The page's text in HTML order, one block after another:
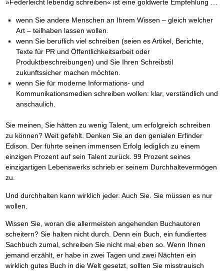
»Federleicht lebendig schreiben« ist eine goldwerte Empfehlung …
wenn Sie andere Menschen an Ihrem Wissen – gleich welcher
Art – teilhaben lassen wollen.
wenn Sie beruflich viel schreiben (seien es Artikel, Berichte,
Texte für PR und Öffentlichkeitsarbeit oder
Produktbeschreibungen) und Sie Ihren Schreibstil
zukunftssicher machen möchten.
wenn Sie für moderne Informations- und
Kommunikationsmedien schreiben wollen: klar, verständlich und
anschaulich.
Sie meinen, Sie hätten zu wenig Talent, um erfolgreich schreiben
zu können? Weit gefehlt. Denken Sie an den genialen Erfinder
Edison. Der führte seinen immensen Erfolg lediglich zu einem
einzigen Prozent auf sein Talent zurück. 99 Prozent seines
einzigartigen Lebenswerks schrieb er seinem Durchhaltevermögen
zu.
Und durchhalten kann wirklich jeder. Auch Sie. Sie müssen es nur
wollen.
Wissen Sie, woran die allermeisten angehenden Buchautoren
scheitern? Sie halten nicht durch. Denn ein Buch, ein fundiertes
Sachbuch zumal, schreiben Sie nicht mal eben so. Wenn Ihnen
jemand erzählt, er habe in zwei Tagen und zwei Nächten ein
wirklich gutes Buch in die Welt gesetzt, sollten Sie misstrauisch